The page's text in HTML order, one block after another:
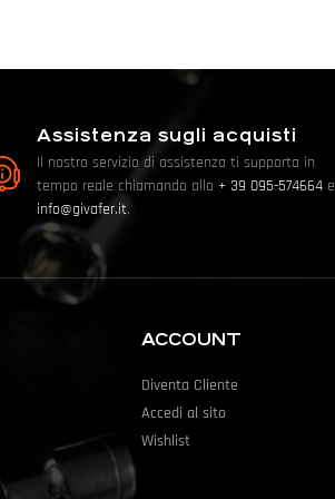
Assistenza sugli acquisti
Il nostro servizio di assistenza ti supporta in
tempo reale chiamando allo + 39 095-574664e
info@givafer.it.
ACCOUNT
Diventa Cliente
Accedi al sito
Wishlist